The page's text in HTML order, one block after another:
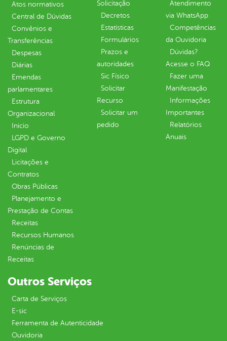
Atos normativos
Central de Dúvidas
Convênios e
Transferências
Despesas
Diárias
Emendas
parlamentares
Estrutura
Organizacional
Inicio
LGPD e Governo
Digital
Licitações e
Contratos
Obras Públicas
Planejamento e
Prestação de Contas
Receitas
Recursos Humanos
Renúncias de
Receitas
Solicitação
Decretos
Estatísticas
Formulários
Prazos e
autoridades
Sic Físico
Solicitar
Recurso
Solicitar um
pedido
Atendimento
via WhatsApp
Competências
da Ouvidoria
Dúvidas?
Acesse o FAQ
Fazer uma
Manifestação
Informações
Importantes
Relatórios
Anuais
Outros Serviços
Carta de Serviços
E-sic
Ferramenta de Autenticidade
Ouvidoria